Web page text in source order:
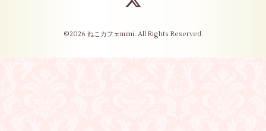
©2026 ねこカフェmimi. All Rights Reserved.